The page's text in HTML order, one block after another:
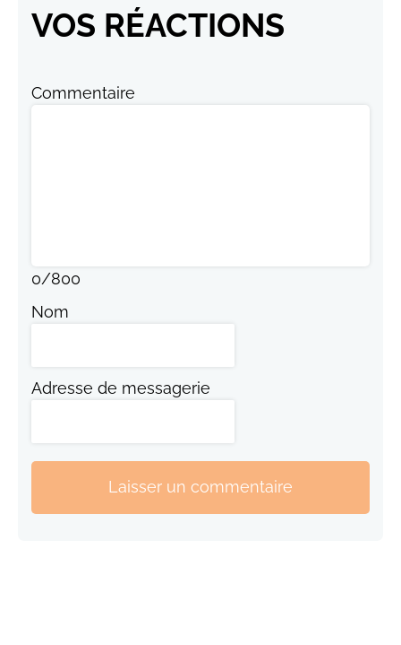
VOS RÉACTIONS
Commentaire
0/800
Nom
Adresse de messagerie
Laisser un commentaire